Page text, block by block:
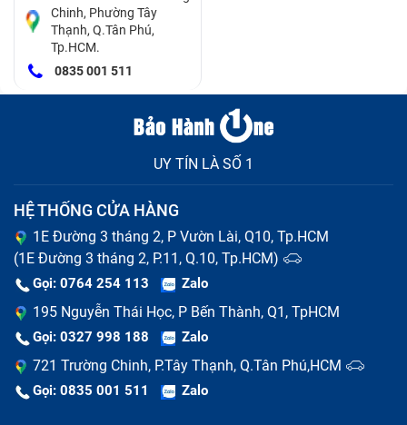
có thể do phần mềm hoặc do kết nối mạch phím bị
lỗi.
Kẹt phím: Khi bấm phím không trở lại vị trí ban đầu,
thường do bụi bẩn, thức ăn rơi vào khe phím, hoặc
các lò xo bên dưới phím bị hỏng.
Phím bị mòn hoặc mất : Sau thời gian dài sử dụng,
các ký tự có thể bị mờ, hoặc phím bị lung lay, mất
Chinh, Phường Tây
Thạnh, Q.Tân Phú,
Tp.HCM.
0835 001 511
UY TÍN LÀ SỐ 1
HỆ THỐNG CỬA HÀNG
1E Đường 3 tháng 2, P Vườn Lài, Q10, Tp.HCM
(1E Đường 3 tháng 2, P.11, Q.10, Tp.HCM)
Gọi: 0764 254 113 Zalo
195 Nguyễn Thái Học, P Bến Thành, Q1, TpHCM
Gọi: 0327 998 188 Zalo
721 Trường Chinh, P.Tây Thạnh, Q.Tân Phú,HCM
Gọi: 0835 001 511 Zalo